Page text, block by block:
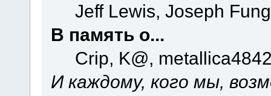
Jeff Lewis, Joseph
В память о...
Crip, K@,
И каждому, кого мы,